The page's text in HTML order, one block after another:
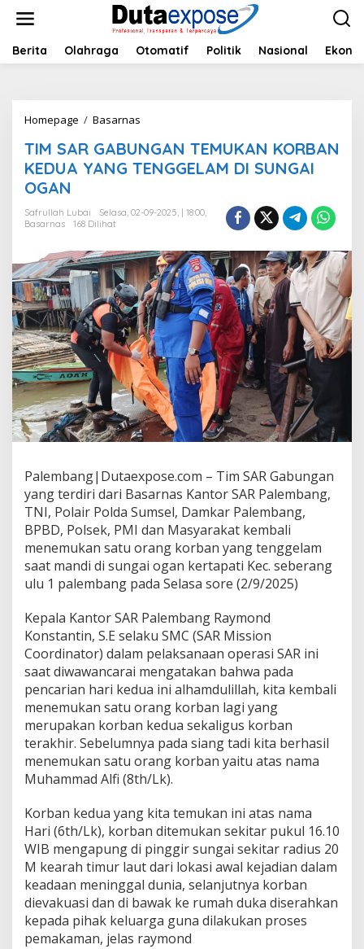
t
Berita Olahraga Otomatif Politik Nasional
Homepage / Basarnas
M
S
A
G
U
N
G
A
N
T
E
M
U
K
A
N
K
O
B
A
N
K
E
D
U
A
Y
N
G
E
N
G
G
E
L
A
M
D
S
U
N
G
A
I
G
A
N
TIM SAR GABUNGAN TEMUKAN KORBAN
KEDUA YANG TENGGELAM DI SUNGAI
OGAN
Safrullah Lubai
Selasa, 02-09-2025, | 18:00,
Basarnas
168 Dilihat
Palembang|Dutaexpose.com – Tim SAR Gabungan
yang terdiri dari Basarnas Kantor SAR Palembang,
TNI, Polair Polda Sumsel, Damkar Palembang,
BPBD, Polsek, PMI dan Masyarakat kembali
menemukan satu orang korban yang tenggelam
saat mandi di sungai ogan kertapati Kec. seberang
ulu 1 palembang pada Selasa sore (2/9/2025)
Kepala Kantor SAR Palembang Raymond
Konstantin, S.E selaku SMC (SAR Mission
Coordinator) dalam pelaksanaan operasi SAR ini
saat diwawancarai mengatakan bahwa pada
pencarian hari kedua ini alhamdulillah, kita kembali
menemukan satu orang korban lagi yang
merupakan korban kedua sekaligus korban
terakhir. Sebelumnya pada siang tadi kita berhasil
menemukan satu orang korban yaitu atas nama
Muhammad Alfi (8th/Lk).
Korban kedua yang kita temukan ini atas nama
Hari (6th/Lk), korban ditemukan sekitar pukul 16.10
WIB mengapung di pinggir sungai sekitar radius 20
M kearah timur laut dari lokasi awal kejadian dalam
keadaan meninggal dunia, selanjutnya korban
dievakuasi dan di bawak ke rumah duka diserahkan
kepada pihak keluarga guna dilakukan proses
pemakaman, jelas raymond